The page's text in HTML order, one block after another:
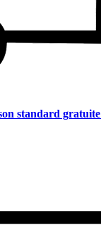
standard gratuite